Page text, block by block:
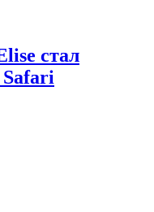
стал